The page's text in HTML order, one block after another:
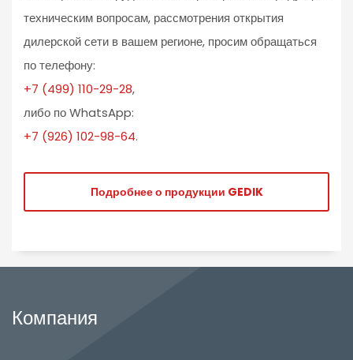
техническим вопросам, рассмотрения открытия
дилерской сети в вашем регионе, просим обращаться
по телефону:
+7 (499) 110-29-28,
либо по WhatsApp:
+7 (926) 102-98-64.
Подробнее о продукции GEDIK
Компания